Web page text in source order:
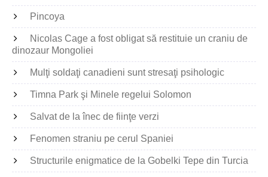
Pincoya
Nicolas Cage a fost obligat să restituie un craniu de
dinozaur Mongoliei
Mulţi soldaţi canadieni sunt stresaţi psihologic
Timna Park şi Minele regelui Solomon
Salvat de la înec de fiinţe verzi
Fenomen straniu pe cerul Spaniei
Structurile enigmatice de la Gobelki Tepe din Turcia